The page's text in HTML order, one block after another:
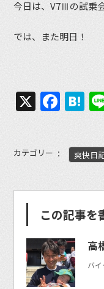
今日は、V7Ⅲの試乗
では、また明日！
X
カテゴリー 爽快日
この記事を
高
バ